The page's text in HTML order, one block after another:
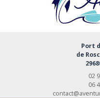
Port
de
02
06